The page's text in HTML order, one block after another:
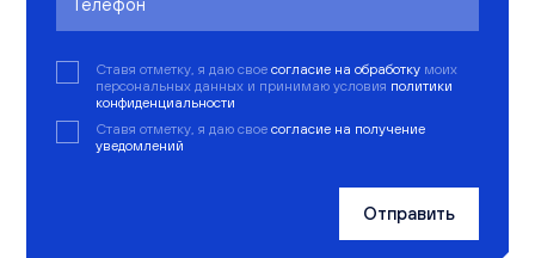
Ставя отметку, я даю свое согласие на обработку моих
персональных данных и принимаю условия политики
конфиденциальности
Ставя отметку, я даю свое согласие на получение
уведомлений
Отправить